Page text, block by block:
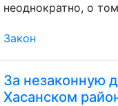
неоднократно, о
Закон
За незаконную
Хасанском